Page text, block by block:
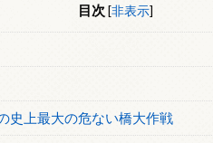
目次 [非表示]
史上最大の危ない橋大作戦